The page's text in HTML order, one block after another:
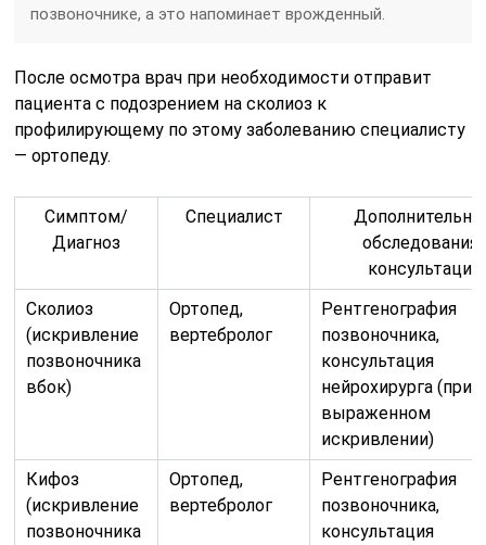
позвоночнике, а это напоминает врожденный.
После осмотра врач при необходимости отправит
пациента с подозрением на сколиоз к
профилирующему по этому заболеванию специалисту
— ортопеду.
Симптом/
Диагноз
Специалист
обследования/
консультации
Сколиоз
(искривление
позвоночника
вбок)
Ортопед,
вертебролог
Рентгенография
позвоночника,
консультация
нейрохирурга (при
выраженном
искривлении)
Кифоз
(искривление
позвоночника
Ортопед,
вертебролог
Рентгенография
позвоночника,
консультация